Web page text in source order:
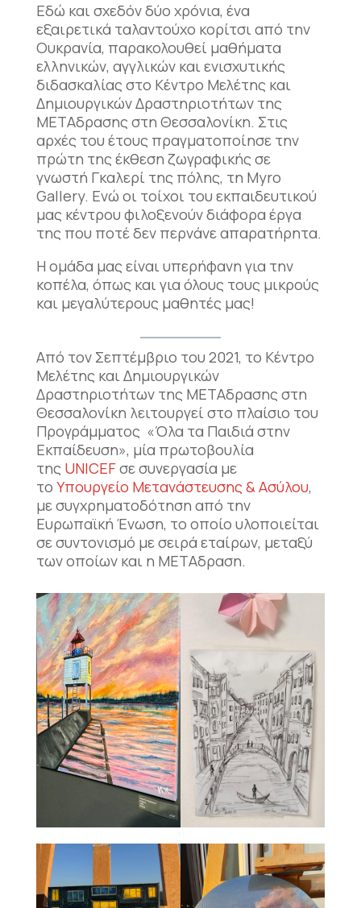
Εδώ και σχεδόν δύο χρόνια, ένα
εξαιρετικά ταλαντούχο κορίτσι από την
Ουκρανία, παρακολουθεί μαθήματα
ελληνικών, αγγλικών και ενισχυτικής
διδασκαλίας στο Κέντρο Μελέτης και
Δημιουργικών Δραστηριοτήτων της
ΜΕΤΑδρασης στη Θεσσαλονίκη. Στις
αρχές του έτους πραγματοποίησε την
πρώτη της έκθεση ζωγραφικής σε
γνωστή Γκαλερί της πόλης, τη Myro
Gallery. Ενώ οι τοίχοι του εκπαιδευτικού
μας κέντρου φιλοξενούν διάφορα έργα
της που ποτέ δεν περνάνε απαρατήρητα.
Η ομάδα μας είναι υπερήφανη για την
κοπέλα, όπως και για όλους τους μικρούς
και μεγαλύτερους μαθητές μας!
Από τον Σεπτέμβριο του 2021, το Κέντρο
Μελέτης και Δημιουργικών
Δραστηριοτήτων της ΜΕΤΑδρασης στη
Θεσσαλονίκη λειτουργεί στο πλαίσιο του
Προγράμματος «Όλα τα Παιδιά στην
Εκπαίδευση», μία πρωτοβουλία
της UNICEFσε συνεργασία με
το Υπουργείο Μετανάστευσης & Ασύλου,
με συγχρηματοδότηση από την
Ευρωπαϊκή Ένωση, το οποίο υλοποιείται
σε συντονισμό με σειρά εταίρων, μεταξύ
των οποίων και η ΜΕΤΑδραση.